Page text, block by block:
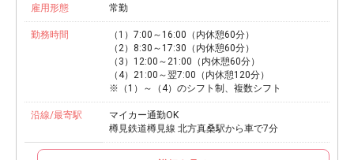
雇用形態 常勤
勤務時間
（1）7:00～16:00（内休憩60分）
（2）8:30～17:30（内休憩60分）
（3）12:00～21:00（内休憩60分）
（4）21:00～翌7:00（内休憩120分）
※（1）～（4）のシフト制、複数シフト
沿線/最寄駅
マイカー通勤OK
樽見鉄道樽見線 北方真桑駅から車で7分